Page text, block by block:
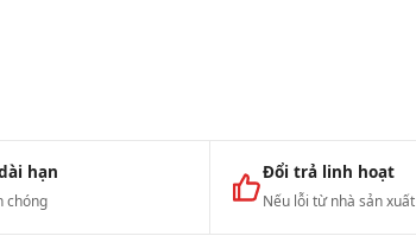
hạn
chóng
Đổi trả linh hoạt
Nếu lỗi từ nhà sản xuất